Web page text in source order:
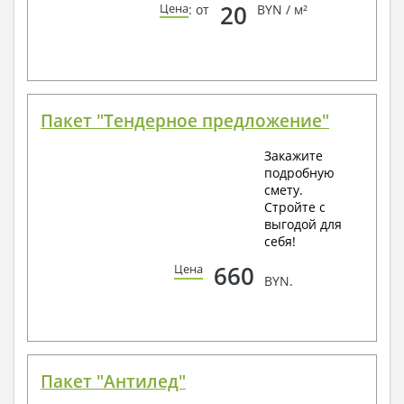
Цена: от 20 BYN / м²
Пакет "Тендерное предложение"
Закажите
подробную
смету.
Стройте с
выгодой для
себя!
Цена 660 BYN.
Пакет "Антилед"